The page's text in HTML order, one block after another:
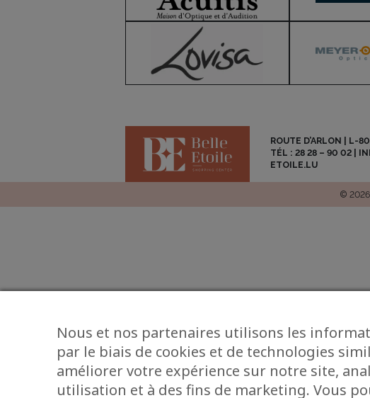
ROUTE D’ARLON | L-
TÉL : 28 28 – 90 02|
ETOILE.LU
© 2026
Nous et nos partenaires utilisons les
par le biais de cookies et de technologies
améliorer votre expérience sur notre site,
utilisation et à des fins de marketing. Vous